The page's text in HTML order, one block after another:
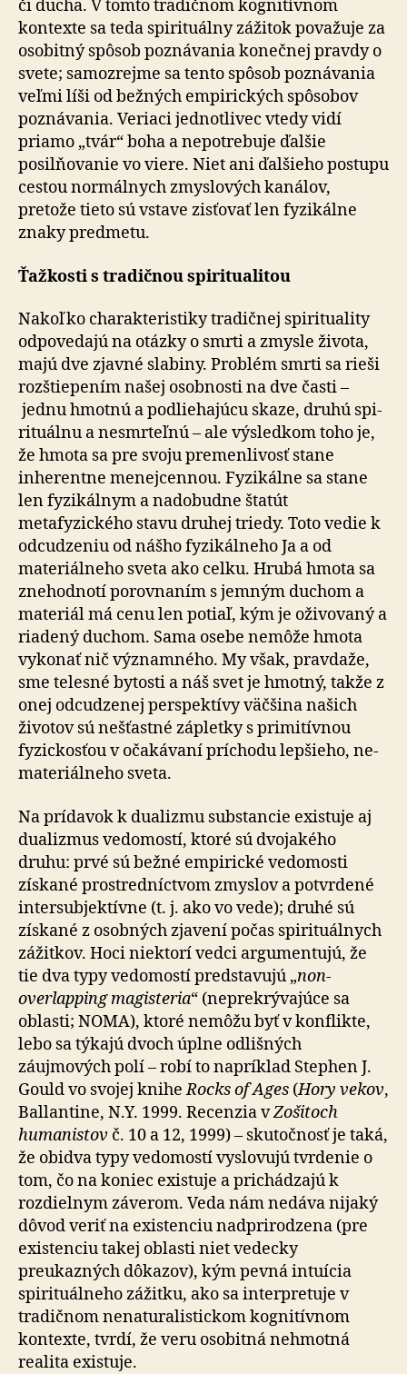
či ducha. V tomto tradičnom kognitívnom
kontexte sa teda spirituálny zá­ži­tok považuje za
osobitný spôsob poznávania konečnej pravdy o
svete; samozrejme sa tento spôsob poznávania
veľmi líši od bežných empirických spôsobov
poznávania. Veriaci jednotlivec vtedy vidí
priamo „tvár“ boha a ne­po­tre­bu­je ďalšie
posilňovanie vo viere. Niet ani ďalšieho postupu
cestou normálnych zmyslových kanálov,
pretože tieto sú vstave zisťovať len fyzikálne
znaky predmetu.
Ťažkosti s tradičnou spiritualitou
Nakoľko charakteristiky tradičnej spirituality
odpovedajú na otázky o smrti a zmysle života,
majú dve zjavné sla­bi­ny. Problém smrti sa rieši
rozštiepením našej osobnosti na dve časti –
jednu hmotnú a podliehajúcu skaze, druhú spi­
ri­tu­ál­nu a nesmrteľnú – ale výsledkom toho je,
že hmota sa pre svoju premenlivosť stane
inherentne menejcennou. Fyzikálne sa stane
len fyzikálnym a nadobudne štatút
metafyzického stavu druhej triedy. Toto vedie k
od­cu­dze­niu od nášho fyzikálneho Ja a od
materiálneho sveta ako celku. Hrubá hmota sa
znehodnotí porovnaním s jemným duchom a
materiál má cenu len potiaľ, kým je oživovaný a
riadený duchom. Sama osebe nemôže hmota
vykonať nič významného. My však, pravdaže,
sme telesné bytosti a náš svet je hmotný, takže z
onej odcudzenej perspektívy väčšina našich
životov sú nešťastné zápletky s pri­mi­tív­nou
fyzickosťou v očakávaní príchodu lepšieho, ne­
ma­te­riál­ne­ho sveta.
Na prídavok k dualizmu substancie existuje aj
dualizmus vedomostí, ktoré sú dvojakého
druhu: prvé sú bežné empirické vedomosti
získané prostredníctvom zmyslov a potvrdené
intersubjektívne (t. j. ako vo vede); druhé sú
získané z osobných zjavení počas spirituálnych
zážitkov. Hoci niektorí vedci argumentujú, že
tie dva typy ve­do­mos­tí predstavujú „non-
overlapping magisteria“ (ne­pre­krý­va­jú­ce sa
oblasti; NOMA), ktoré nemôžu byť v kon­flik­te,
lebo sa týkajú dvoch úplne odlišných
záujmových polí – robí to napríklad Stephen J.
Gould vo svojej kniheRocks of Ages (Hory vekov,
Ballantine, N.Y. 1999. Recenzia vZo­ši­toch
humanistov č. 10 a 12, 1999) – skutočnosť je taká,
že obidva typy vedomostí vyslovujú tvrdenie o
tom, čo na koniec existuje a prichádzajú k
rozdielnym záverom. Veda nám nedáva nijaký
dôvod veriť na existenciu nad­pri­ro­dze­na (pre
existenciu takej oblasti niet vedecky
preukazných dôkazov), kým pevná intuícia
spirituálneho zážitku, ako sa interpretuje v
tradičnom ne­na­tu­ra­lis­tic­kom kognitívnom
kontexte, tvrdí, že veru osobitná ne­hmot­ná
realita existuje.